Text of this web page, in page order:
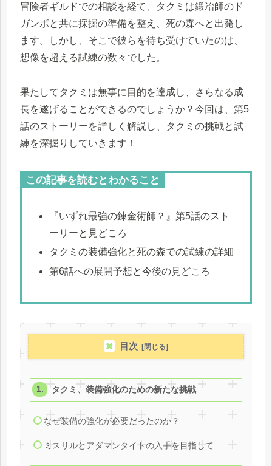
冒険者ギルドでの相談を経て、タクミは鍛冶師のド
ガンボと共に採掘の準備を整え、死の森へと出発し
ます。しかし、そこで彼らを待ち受けていたのは、
想像を超える試練の数々でした。
果たしてタクミは無事に目的を達成し、さらなる成
長を遂げることができるのでしょうか？今回は、第5
話のストーリーを詳しく解説し、タクミの挑戦と試
練を深掘りしていきます！
この記事を読むとわかること
『いずれ最強の錬金術師？』第5話のスト
ーリーと見どころ
タクミの装備強化と死の森での試練の詳細
第6話への展開予想と今後の見どころ
目次
タクミ、装備強化のための新たな挑戦
なぜ装備の強化が必要だったのか？
ミスリルとアダマンタイトの入手を目指して